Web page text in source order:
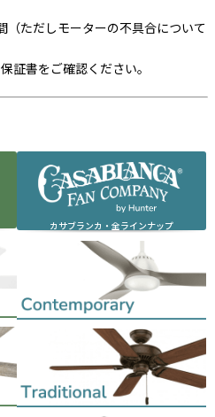
ただしモーターの不具合について
証書をご確認ください。
カサブランカ・全ラインナップ